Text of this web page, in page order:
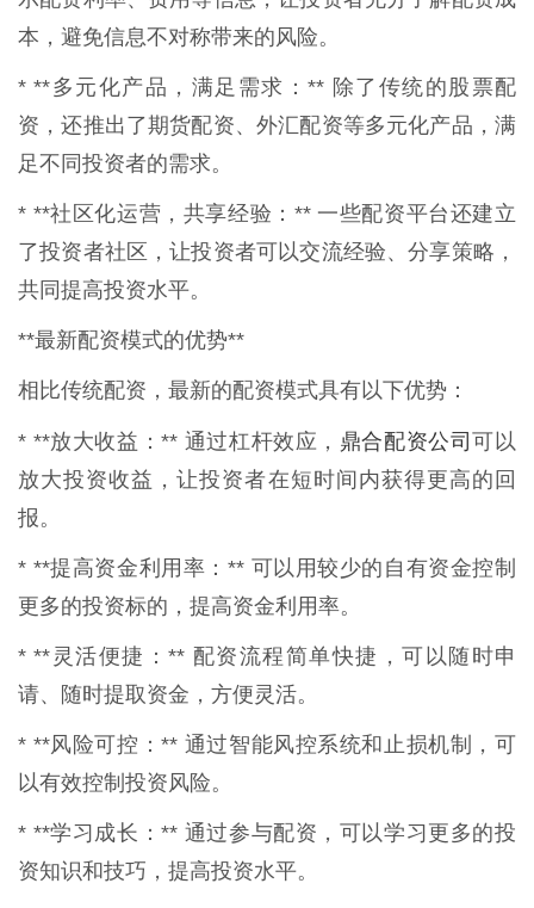
本，避免信息不对称带来的风险。
* **多元化产品，满足需求：** 除了传统的股票配
资，还推出了期货配资、外汇配资等多元化产品，满
足不同投资者的需求。
* **社区化运营，共享经验：** 一些配资平台还建立
了投资者社区，让投资者可以交流经验、分享策略，
共同提高投资水平。
**最新配资模式的优势**
相比传统配资，最新的配资模式具有以下优势：
* **放大收益：** 通过杠杆效应， 鼎合配资公司可以
放大投资收益，让投资者在短时间内获得更高的回
报。
* **提高资金利用率：** 可以用较少的自有资金控制
更多的投资标的，提高资金利用率。
* **灵活便捷：** 配资流程简单快捷，可以随时申
请、随时提取资金，方便灵活。
* **风险可控：** 通过智能风控系统和止损机制，可
以有效控制投资风险。
* **学习成长：** 通过参与配资，可以学习更多的投
资知识和技巧，提高投资水平。